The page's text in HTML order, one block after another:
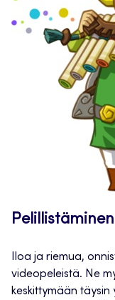
Pelillistäminen
Iloa ja riemua,
videopeleistä. Ne
keskittymään täysin